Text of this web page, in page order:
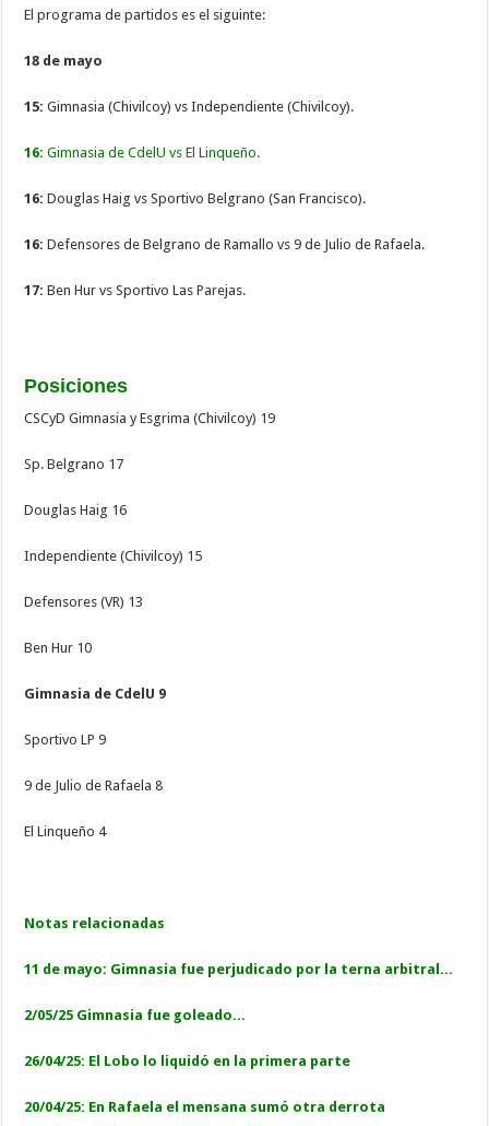
El programa de partidos es el siguinte:
18 de mayo
15: Gimnasia (Chivilcoy) vs Independiente (Chivilcoy).
16: Gimnasia de CdelU vs El Linqueño.
16: Douglas Haig vs Sportivo Belgrano (San Francisco).
16: Defensores de Belgrano de Ramallo vs 9 de Julio de Rafaela.
17: Ben Hur vs Sportivo Las Parejas.
Posiciones
CSCyD Gimnasia y Esgrima (Chivilcoy) 19
Sp. Belgrano 17
Douglas Haig 16
Independiente (Chivilcoy) 15
Defensores (VR) 13
Ben Hur 10
Gimnasia de CdelU 9
Sportivo LP 9
9 de Julio de Rafaela 8
El Linqueño 4
Notas relacionadas
11 de mayo: Gimnasia fue perjudicado por la terna arbitral...
2/05/25 Gimnasia fue goleado...
26/04/25: El Lobo lo liquidó en la primera parte
20/04/25: En Rafaela el mensana sumó otra derrota